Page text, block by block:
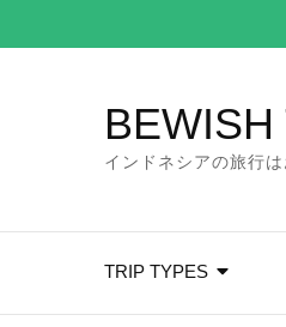
to
BEWISH
インドネシアの旅行
TRIP TYPES